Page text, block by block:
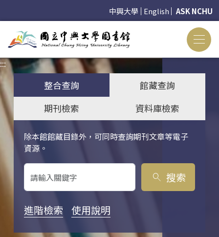
中興大學 English ASK NCHU
:::
整合查詢
館藏查詢
期刊檢索
資料庫檢索
除本館館藏目錄外，可同時查詢期刊文章等電子
資源。
關鍵字搜尋
search 搜索
進階檢索 使用說明